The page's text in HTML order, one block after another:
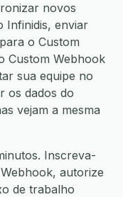
novos
Infinidis, enviar
o Custom
Custom Webhook
sua equipe no
os dados do
vejam a mesma
Inscreva-
autorize
de trabalho